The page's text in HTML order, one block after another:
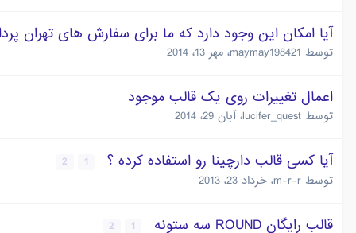
آیا امکان این وجود دارد که ما برای سفارش های تهران
توسط maymay198421، مهر 13، 2014
اعمال تغییرات روی یک قالب موجود
توسط lucifer_quest،آبان 29، 2014
آیا کسی قالب دارچینا رو استفاده کرده ؟ 1
2
توسط m-r-r، خرداد 23، 2013
قالب رایگان ROUND سه ستونه 1
2